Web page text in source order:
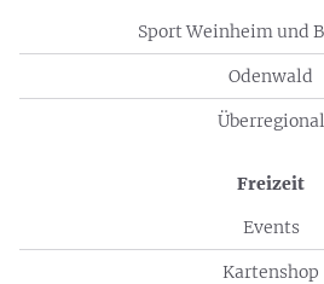
Sport Weinheim und
Odenwald
Überregional
Freizeit
Events
Kartenshop